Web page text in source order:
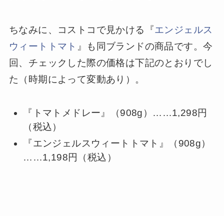
ちなみに、コストコで見かける『エンジェルス
ウィートトマト 』も同ブランドの商品です。今
回、チェックした際の価格は下記のとおりでし
た（時期によって変動あり）。
『トマトメドレー』（908g）……1,298円
（税込）
『エンジェルスウィートトマト』（908g）
……1,198円（税込）